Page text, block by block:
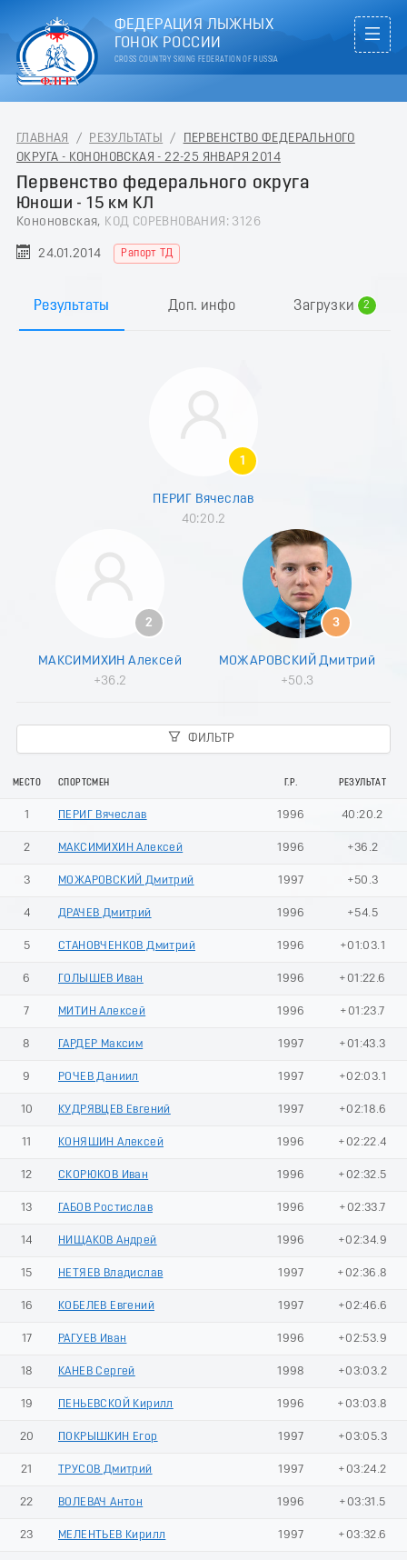
ФЕДЕРАЦИЯ ЛЫЖНЫХ
ГОНОК РОССИИ
CROSS COUNTRY SKIING FEDERATION OF RUSSIA
ГЛАВНАЯ / РЕЗУЛЬТАТЫ /
ПЕРВЕНСТВО ФЕДЕРАЛЬНОГО
ОКРУГА - КОНОНОВСКАЯ - 22-25 ЯНВАРЯ 2014
Первенство федерального округа
Юноши - 15 км КЛ
Кононовская, КОД СОРЕВНОВАНИЯ: 3126
24.01.2014 Рапорт ТД
Результаты Доп. инфо Загрузки
2
5
8
1
ПЕРИГ Вячеслав
40:20.2
2
МАКСИМИХИН Алексей
+36.2
3
МОЖАРОВСКИЙ Дмитрий
+50.3
ФИЛЬТР
МЕСТО СПОРТСМЕН Г.Р. РЕЗУЛЬТАТ
1 ПЕРИГ Вячеслав 1996 40:20.2
2 МАКСИМИХИН Алексей 1996 +36.2
3 МОЖАРОВСКИЙ Дмитрий 1997 +50.3
4 ДРАЧЕВ Дмитрий 1996 +54.5
5 СТАНОВЧЕНКОВ Дмитрий 1996 +01:03.1
6 ГОЛЫШЕВ Иван 1996 +01:22.6
7 МИТИН Алексей 1996 +01:23.7
8 ГАРДЕР Максим 1997 +01:43.3
9 РОЧЕВ Даниил 1997 +02:03.1
10 КУДРЯВЦЕВ Евгений 1997 +02:18.6
11 КОНЯШИН Алексей 1996 +02:22.4
12 СКОРЮКОВ Иван 1996 +02:32.5
13 ГАБОВ Ростислав 1996 +02:33.7
14 НИЩАКОВ Андрей 1996 +02:34.9
15 НЕТЯЕВ Владислав 1997 +02:36.8
16 КОБЕЛЕВ Евгений 1997 +02:46.6
17 РАГУЕВ Иван 1996 +02:53.9
18 КАНЕВ Сергей 1998 +03:03.2
19 ПЕНЬЕВСКОЙ Кирилл 1996 +03:03.8
20 ПОКРЫШКИН Егор 1997 +03:05.3
21 ТРУСОВ Дмитрий 1997 +03:24.2
22 ВОЛЕВАЧ Антон 1996 +03:31.5
23 МЕЛЕНТЬЕВ Кирилл 1997 +03:32.6